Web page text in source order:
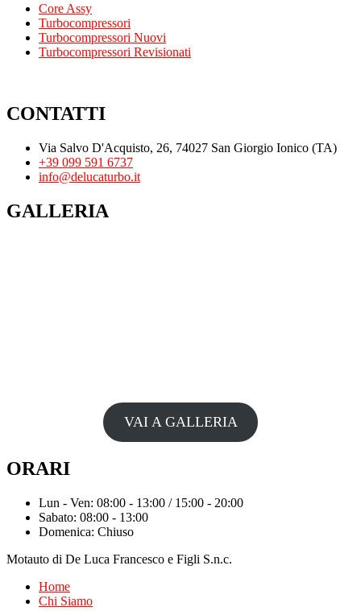
Core Assy
Turbocompressori
Turbocompressori Nuovi
Turbocompressori Revisionati
CONTATTI
Via Salvo D'Acquisto, 26, 74027 San Giorgio Ionico (TA)
+39 099 591 6737
info@delucaturbo.it
GALLERIA
VAI A GALLERIA
ORARI
Lun - Ven: 08:00 - 13:00 / 15:00 - 20:00
Sabato: 08:00 - 13:00
Domenica: Chiuso
Motauto di De Luca Francesco e Figli S.n.c.
Home
Chi Siamo